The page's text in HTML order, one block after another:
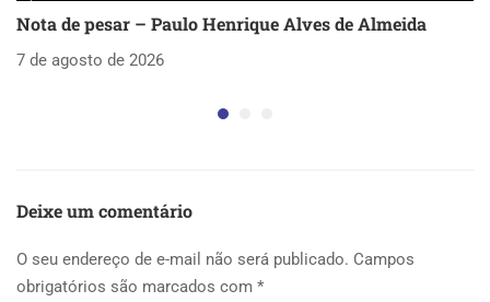
Nota de pesar – Paulo Henrique Alves de Almeida
7 de agosto de 2026
Deixe um comentário
O seu endereço de e-mail não será publicado. Campos
obrigatórios são marcados com *